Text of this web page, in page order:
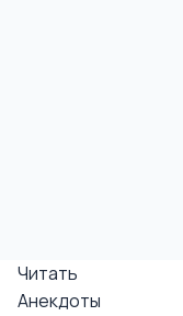
Читать
Анекдоты